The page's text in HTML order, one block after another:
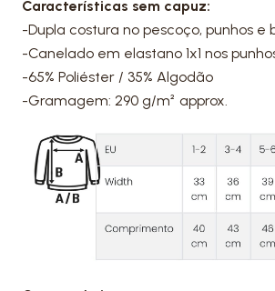
Características sem capuz:
-Dupla costura no pescoço, punhos e
-Canelado em elastano 1x1 nos
-65% Poliéster / 35% Algodão
-Gramagem: 290 g/m² approx.